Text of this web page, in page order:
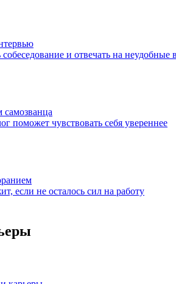
и отвечать на неудобные
поможет чувствовать себя увереннее
если не осталось сил на работу